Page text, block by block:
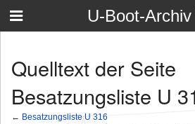
U-Boot-
Quelltext der Seite
Besatzungsliste U
← Besatzungsliste U 316